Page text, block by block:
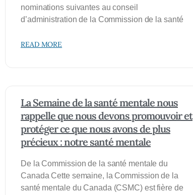
nominations suivantes au conseil
d’administration de la Commission de la santé
READ MORE
La Semaine de la santé mentale nous
rappelle que nous devons promouvoir et
protéger ce que nous avons de plus
précieux : notre santé mentale
De la Commission de la santé mentale du
Canada Cette semaine, la Commission de la
santé mentale du Canada (CSMC) est fière de